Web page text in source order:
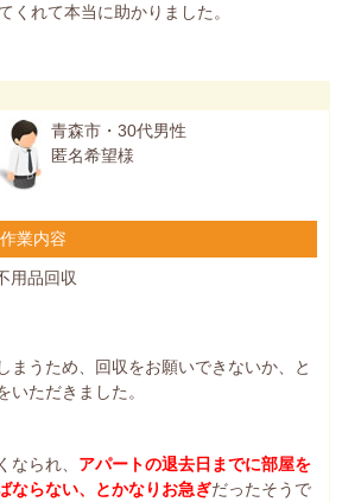
くれて本当に助かりました。
青森市・30代男性
匿名希望様
作業内容
用品回収
まうため、回収をお願いできないか、と
いただきました。
なられ、 アパートの退去日までに部屋を
ならない、とかなりお急ぎだったそうで